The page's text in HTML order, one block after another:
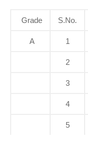
Grade S.No.
A 1
2
3
4
5